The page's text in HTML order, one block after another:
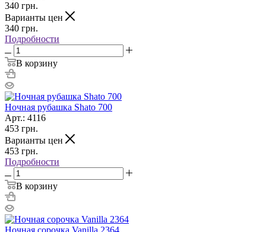
340 грн.
Варианты цен
340 грн.
Подробности
В корзину
Ночная рубашка Shato 700
Арт.: 4116
453 грн.
Варианты цен
453 грн.
Подробности
В корзину
Ночная сорочка Vanilla 2364